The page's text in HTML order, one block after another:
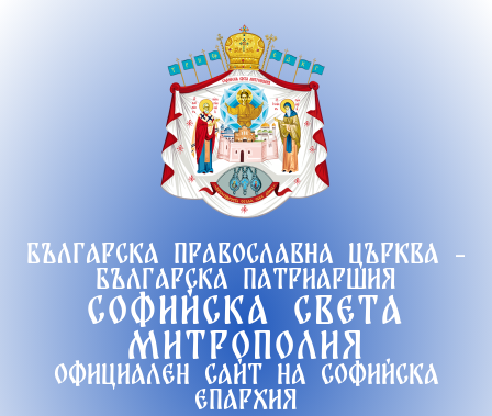
Българска православна църква -
Българска патриаршия
Софийска света
митрополия
Официален сайт на софийска
епархия